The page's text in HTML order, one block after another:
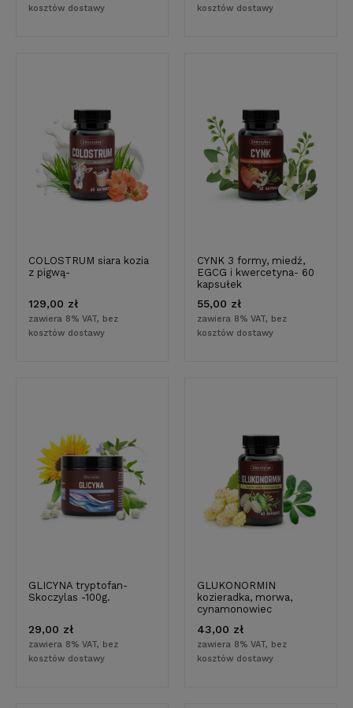
kosztów dostawy
kosztów dostawy
COLOSTRUM siara kozia
z pigwą-
129,00 zł
zawiera 8% VAT, bez
kosztów dostawy
CYNK 3 formy, miedź,
EGCG i kwercetyna- 60
kapsułek
55,00 zł
zawiera 8% VAT, bez
kosztów dostawy
GLICYNA tryptofan-
Skoczylas -100g.
29,00 zł
zawiera 8% VAT, bez
kosztów dostawy
GLUKONORMIN
kozieradka, morwa,
cynamonowiec
43,00 zł
zawiera 8% VAT, bez
kosztów dostawy